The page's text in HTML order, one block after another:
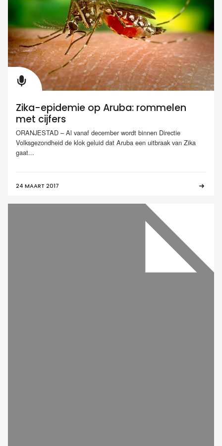
Zika-epidemie op Aruba: rommelen
met cijfers
ORANJESTAD – Al vanaf december wordt binnen Directie
Volksgezondheid de klok geluid dat Aruba een uitbraak van Zika
gaat...
24 MAART 2017